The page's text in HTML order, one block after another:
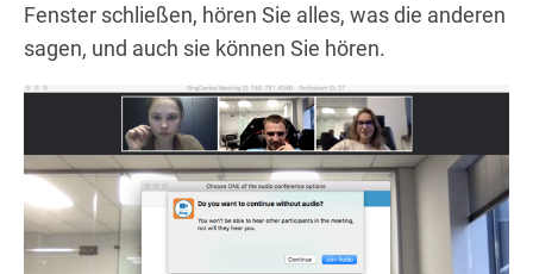
Fenster schließen, hören Sie alles, was die anderen
sagen, und auch sie können Sie hören.